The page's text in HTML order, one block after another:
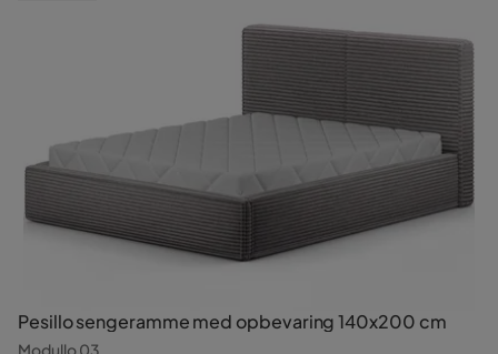
Pesillo sengeramme med opbevaring 140x200 cm
Modullo 03